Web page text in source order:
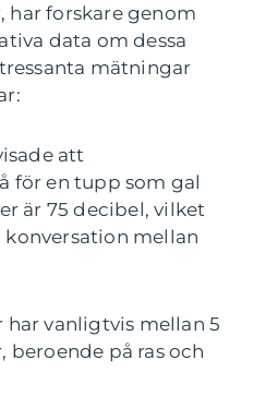
har forskare genom
data om dessa
mätningar
att
för en tupp som gal
är 75 decibel, vilket
mellan
har vanligtvis mellan 5
beroende på ras och